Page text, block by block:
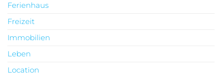
Ferienhaus
Freizeit
Immobilien
Leben
Location